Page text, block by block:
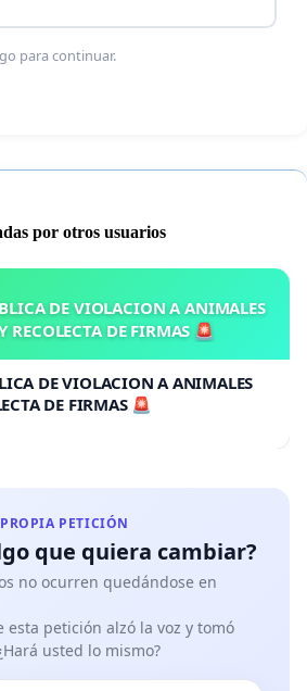
completas
actuales no son suficientes para
irregulares que pisotean
docentes:
precarias o inexistentes (¡pagos
de horas completas que se
clases regulares mal
igual salario! No toleraremos
en el mismo puesto.
no de papel
efectivos ya!
para continuar.
por otros usuarios
DE VIOLACION A ANIMALES
RECOLECTA DE FIRMAS 🚨
DE VIOLACION A ANIMALES
DE FIRMAS 🚨
PETICIÓN
que quiera cambiar?
no ocurren quedándose en
esta petición alzó la voz y tomó
usted lo mismo?